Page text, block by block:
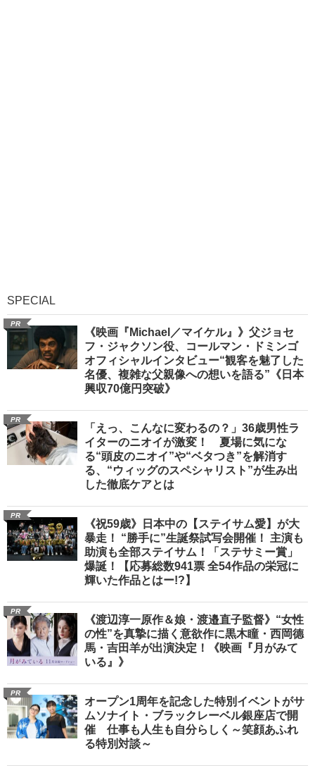
SPECIAL
PR
《映画『Michael／マイケル』》父ジョセ
フ・ジャクソン役、コールマン・ドミンゴ
オフィシャルインタビュー“観客を魅了した
名優、複雑な父親像への想いを語る”《日本
興収70億円突破》
PR
「えっ、こんなに変わるの？」36歳男性ラ
イターのニオイが激変！ 夏場に気にな
る“頭皮のニオイ”や“ベタつき”を解消す
る、“ウィッグのスペシャリスト”が生み出
した徹底ケアとは
PR
《祝59歳》日本中の【ステイサム愛】が大
暴走！ “勝手に”生誕祭試写会開催！ 主演も
助演も全部ステイサム！「ステサミー賞」
爆誕！【応募総数941票 全54作品の栄冠に
輝いた作品とはー!?】
PR
《渡辺淳一原作＆娘・渡邉直子監督》“女性
の性”を真摯に描く意欲作に黒木瞳・西岡德
馬・吉田羊が出演決定！《映画『月がみて
いる』》
PR
オープン1周年を記念した特別イベントがサ
ムソナイト・ブラックレーベル銀座店で開
催 仕事も人生も自分らしく～笑顔あふれ
る特別対談～